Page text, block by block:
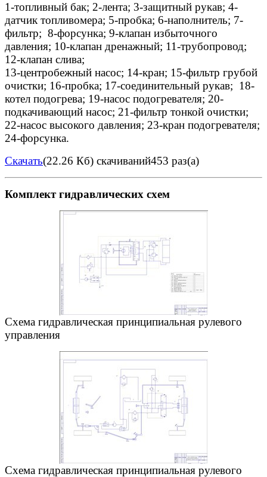
1-топливный бак; 2-лента; 3-защитный рукав; 4-
датчик топливомера; 5-пробка; 6-наполнитель; 7-
фильтр; 8-форсунка; 9-клапан избыточного
давления; 10-клапан дренажный; 11-трубопровод;
12-клапан слива;
13-центробежный насос; 14-кран; 15-фильтр грубой
очистки; 16-пробка; 17-соединительный рукав; 18-
котел подогрева; 19-насос подогревателя; 20-
подкачивающий насос; 21-фильтр тонкой очистки;
22-насос высокого давления; 23-кран подогревателя;
24-форсунка.
Скачать(22.26 Кб) скачиваний453 раз(а)
Комплект гидравлических схем
Схема гидравлическая принципиальная рулевого
управления
Схема гидравлическая принципиальная рулевого